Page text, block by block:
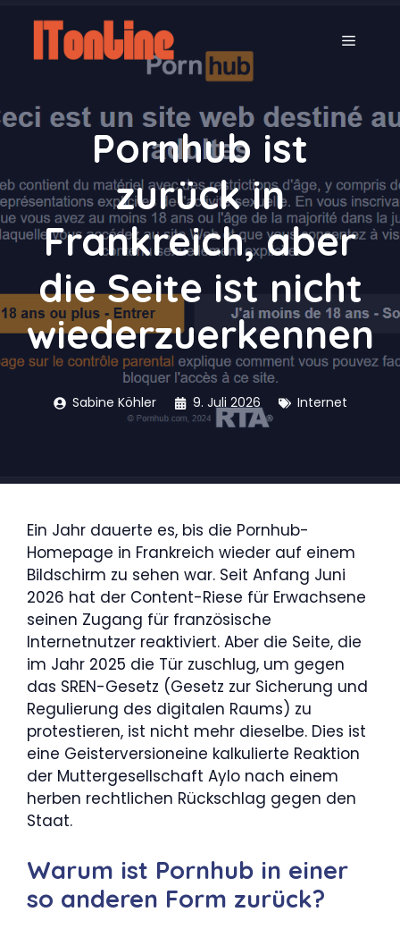
springen
MENÜ
Pornhub ist
zurück in
Frankreich, aber
die Seite ist nicht
wiederzuerkennen
Sabine Köhler 9. Juli 2026 Internet
Ein Jahr dauerte es, bis die Pornhub-
Homepage in Frankreich wieder auf einem
Bildschirm zu sehen war. Seit Anfang Juni
2026 hat der Content-Riese für Erwachsene
seinen Zugang für französische
Internetnutzer reaktiviert. Aber die Seite, die
im Jahr 2025 die Tür zuschlug, um gegen
das SREN-Gesetz (Gesetz zur Sicherung und
Regulierung des digitalen Raums) zu
protestieren, ist nicht mehr dieselbe. Dies ist
eine Geisterversioneine kalkulierte Reaktion
der Muttergesellschaft Aylo nach einem
herben rechtlichen Rückschlag gegen den
Staat.
Warum ist Pornhub in einer
so anderen Form zurück?